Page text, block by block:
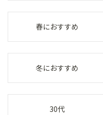
春におすすめ
冬におすすめ
30代